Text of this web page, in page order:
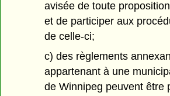
avisée de toute
et de participer aux
de celle-ci;
c) des règlements
appartenant à une
de Winnipeg peuvent être